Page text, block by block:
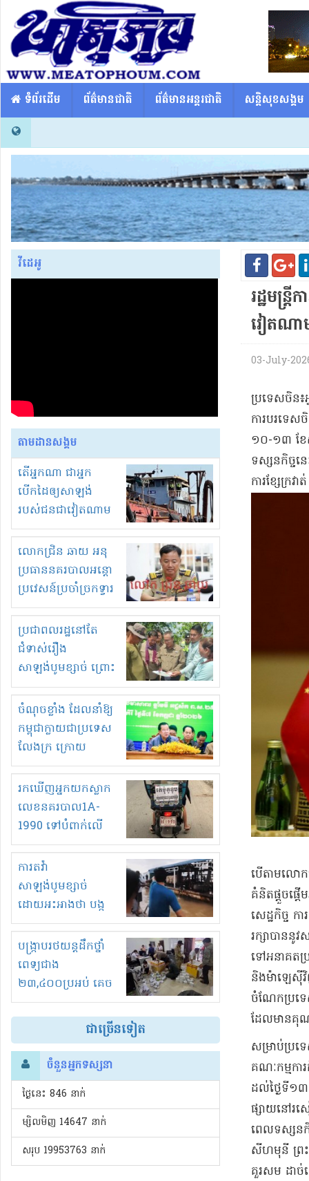
​​ ទំព័រដើម ព័ត៌មានជាតិ ព័ត៌មានអន្តរជាតិ សន្តិសុខសង្គម
វីដេអូ
តាមដានសង្គម
តើអ្នកណា ជាអ្នក
បើកដៃឲ្យសាឡង់
របស់ជនជាវៀតណាម
ចូល មកខុស
ច្បាប់លួចបូមខ្សាច់នៅ
ក្នុងប្រទេសកម្ពុជា
លោកជ្រិន ឆាយ អនុ
ប្រធាននគរបាលអន្តោ
ប្រវេសន៍ប្រចាំច្រកទ្វារ
ព្រំដែនភ្នំឌិន និងឈ្មួញ
មួយចំនួនទៀត
កំពង់តែគុបគិតគ្នា
ធ្វើសកម្មភាពរកស៊ីនិង
ស្តុកទំនិញគេចពន្ធ?
ប្រជាពលរដ្ឋនៅតែ
ជំទាស់រឿង
សាឡង់បូមខ្សាច់ ព្រោះ
ខ្លាចបាក់ច្រាំងទៀត!
ចំណុចខ្លាំង ដែលនាំឱ្យ
កម្ពុជាក្លាយជាប្រទេស
លែងក្រ ក្រោយ
ឆ្នាំ២០៣០
រកឃើញអ្នកយកស្លាក
លេខនគរបាល1A-
1990 ទៅបំពាក់លើ
ម៉ូតូរបស់ខ្លួន ដាកផ្លាក
រត់ឌុបហើយ
ការតវ៉ា
សាឡង់បូមខ្សាច់
ដោយអះអាងថា បង្ក
បាក់ច្រាំងទន្លេ និង
រំខានទាំងយប់ទាំងថ្ងៃ
បង្ក្រាបរថយន្តដឹកថ្នាំ
ពេទ្យជាង
២៣,៤០០ប្រអប់ គេច
ពន្ធនិងអត់ច្បាប់នាំ
ចូល!?
ជាច្រើនទៀត
ចំនួនអ្នកទស្សនា
ថ្ងៃនេះ​ 846 នាក់
ម្សិលមិញ 14647 នាក់
សរុប 19953763 នាក់
រដ្ឋមន្
វៀតណា
03-July-
ប្រទេស​ចិន​៖​
ការបរទេ
១០-១៣ ខែ
ទស្សនកិច្ច​ន
ការ​ខ្សែក្រ
បើតាម​លោក
គំនិត​ផ្តួចផ្
សេដ្ឋកិច្ច
រក្សាបាន​នូ
ទៅ​អនាគត​
និង​ម៉ាឡេស៊ី​
ចំណែក​ប្រទ
ដែលមាន​គុណ
សម្រាប់​ប្រ
គណៈកម្មកា
ដល់​ថ្ងៃទី​១
ផ្សាយ​នៅ​រស
ពេល​ទស្សន​កិ
សីហមុនី ព្រះ
គួរសម ដាច់